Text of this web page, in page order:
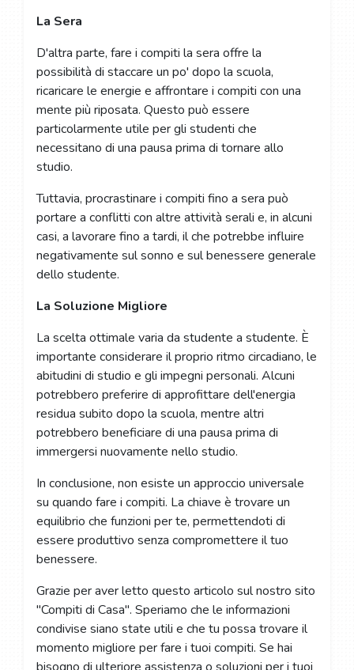
La Sera
D'altra parte, fare i compiti la sera offre la
possibilità di staccare un po' dopo la scuola,
ricaricare le energie e affrontare i compiti con una
mente più riposata. Questo può essere
particolarmente utile per gli studenti che
necessitano di una pausa prima di tornare allo
studio.
Tuttavia, procrastinare i compiti fino a sera può
portare a conflitti con altre attività serali e, in alcuni
casi, a lavorare fino a tardi, il che potrebbe influire
negativamente sul sonno e sul benessere generale
dello studente.
La Soluzione Migliore
La scelta ottimale varia da studente a studente. È
importante considerare il proprio ritmo circadiano, le
abitudini di studio e gli impegni personali. Alcuni
potrebbero preferire di approfittare dell'energia
residua subito dopo la scuola, mentre altri
potrebbero beneficiare di una pausa prima di
immergersi nuovamente nello studio.
In conclusione, non esiste un approccio universale
su quando fare i compiti. La chiave è trovare un
equilibrio che funzioni per te, permettendoti di
essere produttivo senza compromettere il tuo
benessere.
Grazie per aver letto questo articolo sul nostro sito
"Compiti di Casa". Speriamo che le informazioni
condivise siano state utili e che tu possa trovare il
momento migliore per fare i tuoi compiti. Se hai